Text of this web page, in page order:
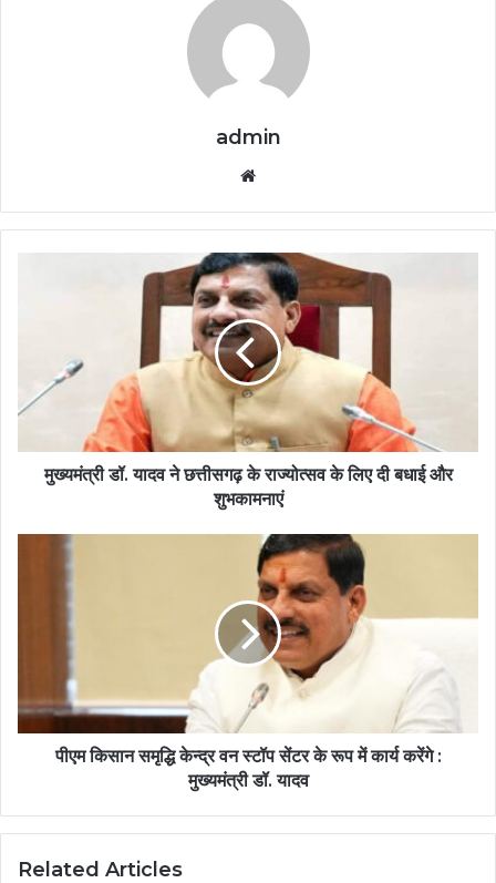
admin
मुख्यमंत्री डॉ. यादव ने छत्तीसगढ़ के राज्योत्सव के लिए दी बधाई और
शुभकामनाएं
पीएम किसान समृद्धि केन्द्र वन स्टॉप सेंटर के रूप में कार्य करेंगे :
मुख्यमंत्री डॉ. यादव
Related Articles